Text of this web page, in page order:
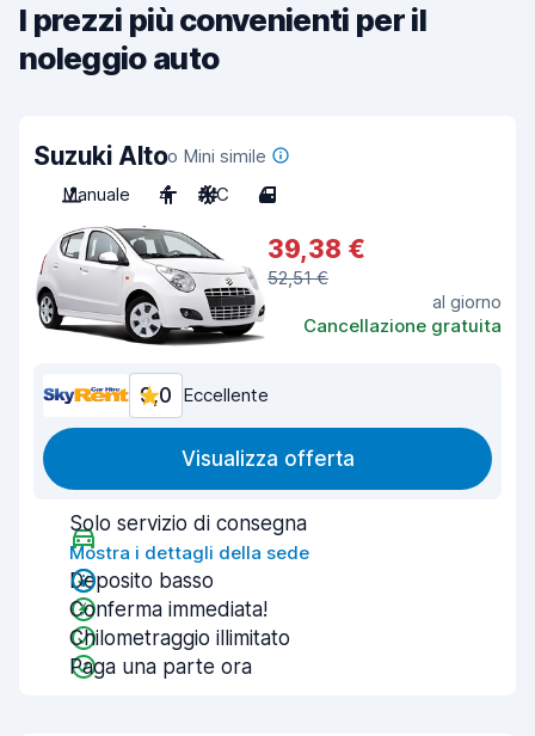
I prezzi più convenienti per il
noleggio auto
Suzuki Altoo Mini simile
Manuale
4 A/C 4
39,38 €
52,51 €
al giorno
Cancellazione gratuita
9,0 Eccellente
Visualizza offerta
Solo servizio di consegna
Mostra i dettagli della sede
Deposito basso
Conferma immediata!
Chilometraggio illimitato
Paga una parte ora